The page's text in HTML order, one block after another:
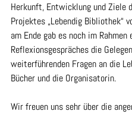
Herkunft, Entwicklung und Ziele
Projektes „Lebendig Bibliothek“
am Ende gab es noch im Rahmen
Reflexionsgespräches die
weiterführenden Fragen an die
Bücher und die Organisatorin.
Wir freuen uns sehr über die